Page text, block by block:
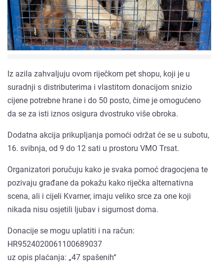
Iz azila zahvaljuju ovom riječkom pet shopu, koji je u
suradnji s distributerima i vlastitom donacijom snizio
cijene potrebne hrane i do 50 posto, čime je omogućeno
da se za isti iznos osigura dvostruko više obroka.
Dodatna akcija prikupljanja pomoći održat će se u subotu,
16. svibnja, od 9 do 12 sati u prostoru VMO Trsat.
Organizatori poručuju kako je svaka pomoć dragocjena te
pozivaju građane da pokažu kako riječka alternativna
scena, ali i cijeli Kvarner, imaju veliko srce za one koji
nikada nisu osjetili ljubav i sigurnost doma.
Donacije se mogu uplatiti i na račun:
HR9524020061100689037
uz opis plaćanja: „47 spašenih“